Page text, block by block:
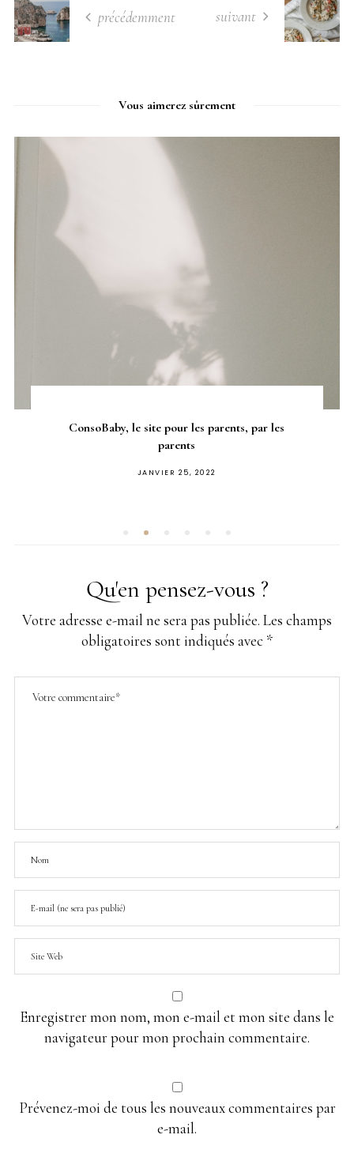
précédemment suivant
Vous aimerez sûrement
ConsoBaby, le site pour les parents, par les
parents
PUBLIÉ
JANVIER 25, 2022
Qu'en pensez-vous ?
Votre adresse e-mail ne sera pas publiée. Les champs
obligatoires sont indiqués avec *
Enregistrer mon nom, mon e-mail et mon site dans le
navigateur pour mon prochain commentaire.
Prévenez-moi de tous les nouveaux commentaires par
e-mail.